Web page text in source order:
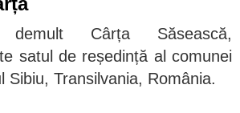
Cârța Săsească,
satul de reședință al comunei
Sibiu, Transilvania, România.